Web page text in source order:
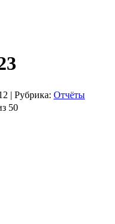
| Рубрика: Отчёты
50